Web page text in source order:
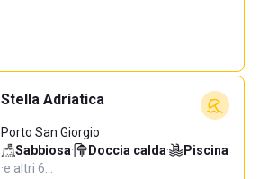
Stella Adriatica
Porto San Giorgio
Sabbiosa· Doccia calda·
Piscina
·e altri 6…